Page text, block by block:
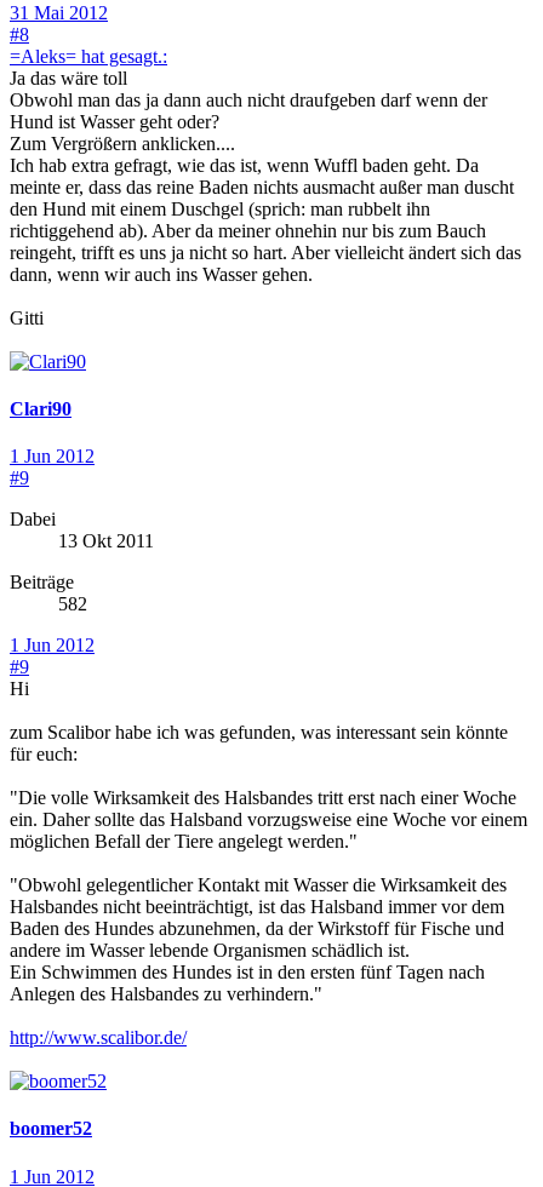
31 Mai 2012
#8
=Aleks= hat gesagt.:
Ja das wäre toll
Obwohl man das ja dann auch nicht draufgeben darf wenn der
Hund ist Wasser geht oder?
Zum Vergrößern anklicken....
Ich hab extra gefragt, wie das ist, wenn Wuffl baden geht. Da
meinte er, dass das reine Baden nichts ausmacht außer man duscht
den Hund mit einem Duschgel (sprich: man rubbelt ihn
richtiggehend ab). Aber da meiner ohnehin nur bis zum Bauch
reingeht, trifft es uns ja nicht so hart. Aber vielleicht ändert sich das
dann, wenn wir auch ins Wasser gehen.
Gitti
Clari90
1 Jun 2012
#9
Dabei
13 Okt 2011
Beiträge
582
1 Jun 2012
#9
Hi
zum Scalibor habe ich was gefunden, was interessant sein könnte
für euch:
"Die volle Wirksamkeit des Halsbandes tritt erst nach einer Woche
ein. Daher sollte das Halsband vorzugsweise eine Woche vor einem
möglichen Befall der Tiere angelegt werden."
"Obwohl gelegentlicher Kontakt mit Wasser die Wirksamkeit des
Halsbandes nicht beeinträchtigt, ist das Halsband immer vor dem
Baden des Hundes abzunehmen, da der Wirkstoff für Fische und
andere im Wasser lebende Organismen schädlich ist.
Ein Schwimmen des Hundes ist in den ersten fünf Tagen nach
Anlegen des Halsbandes zu verhindern."
http://www.scalibor.de/
boomer52
1 Jun 2012